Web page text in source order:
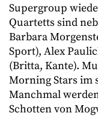
Supergroup
Quartetts sind
Barbara
Sport), Alex
(Britta, Kante).
Morning Stars im
Manchmal
Schotten von